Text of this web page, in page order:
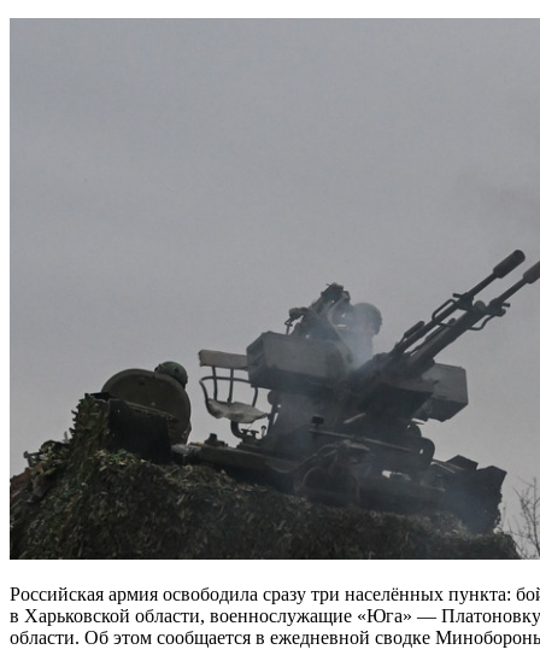
Российская армия освободила сразу три населённых пункта:
в Харьковской области, военнослужащие «Юга» —
области. Об этом сообщается в ежедневной сводке